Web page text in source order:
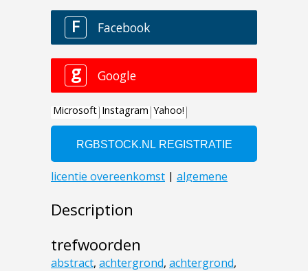
Description
trefwoorden
abstract, achtergrond, achtergrond,